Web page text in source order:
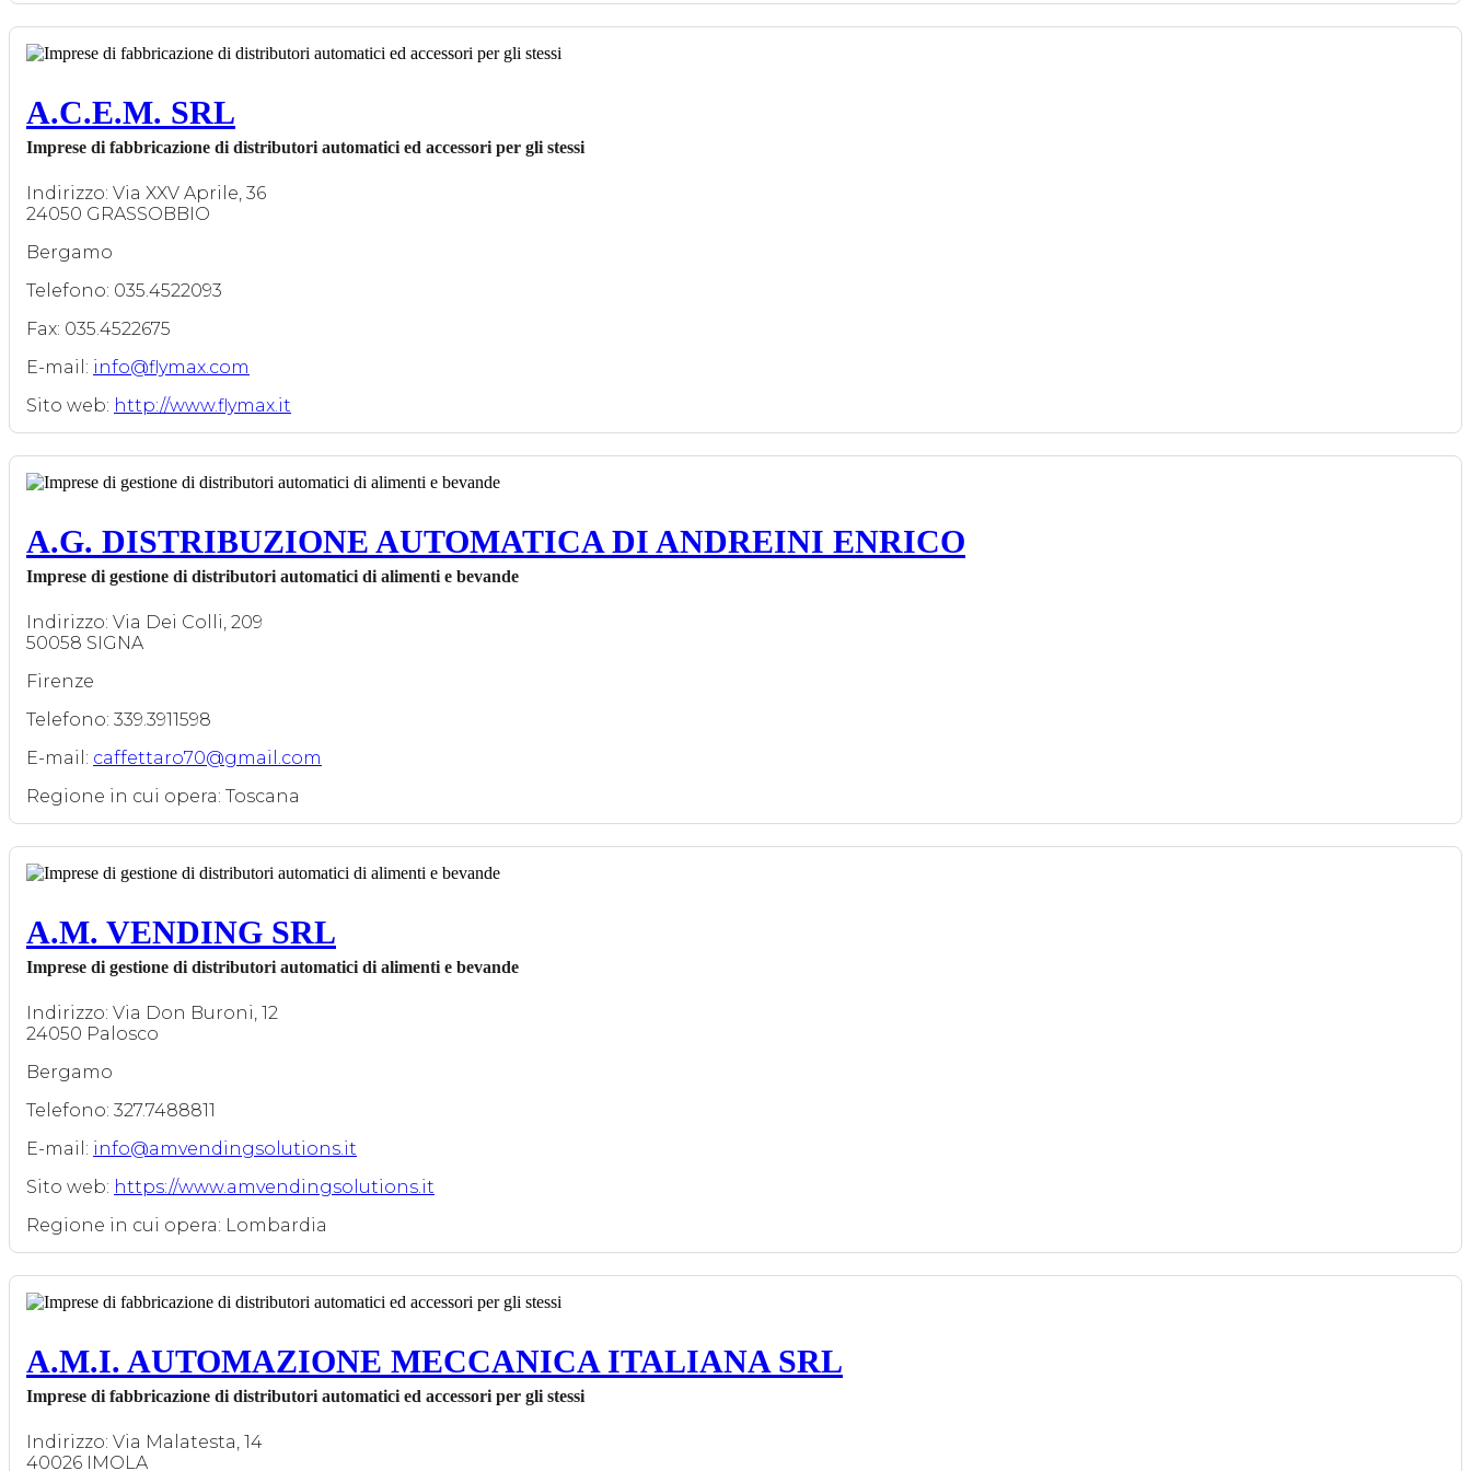
A.C.E.M. SRL
Imprese di fabbricazione di distributori automatici ed accessori per gli stessi
Indirizzo: Via XXV Aprile, 36
24050 GRASSOBBIO
Bergamo
Telefono: 035.4522093
Fax: 035.4522675
E-mail: info@flymax.com
Sito web: http://www.flymax.it
A.G. DISTRIBUZIONE AUTOMATICA DI ANDREINI ENRICO
Imprese di gestione di distributori automatici di alimenti e bevande
Indirizzo: Via Dei Colli, 209
50058 SIGNA
Firenze
Telefono: 339.3911598
E-mail: caffettaro70@gmail.com
Regione in cui opera: Toscana
A.M. VENDING SRL
Imprese di gestione di distributori automatici di alimenti e bevande
Indirizzo: Via Don Buroni, 12
24050 Palosco
Bergamo
Telefono: 327.7488811
E-mail: info@amvendingsolutions.it
Sito web: https://www.amvendingsolutions.it
Regione in cui opera: Lombardia
A.M.I. AUTOMAZIONE MECCANICA ITALIANA SRL
Imprese di fabbricazione di distributori automatici ed accessori per gli stessi
Indirizzo: Via Malatesta, 14
40026 IMOLA